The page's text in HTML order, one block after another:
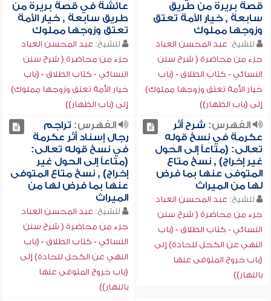
قصة بريرة من طريق
سابعة , خيار الأمة تعتق
وزوجها مملوك
للشيخ: عبد المحسن العباد
جزء من محاضرة ( شرح سنن
النسائي - كتاب الطلاق - (باب
خيار الأمة تعتق وزوجها مملوك)
إلى (باب الظهار))
عائشة في قصة بريرة من
طريق سابعة , خيار الأمة
تعتق وزوجها مملوك
للشيخ: عبد المحسن العباد
جزء من محاضرة ( شرح سنن
النسائي - كتاب الطلاق - (باب
خيار الأمة تعتق وزوجها مملوك)
إلى (باب الظهار))
الفهرس: شرح أثر
عكرمة في نسخ قوله
تعالى: (متاعاً إلى الحول
غير إخراج) , نسخ متاع
المتوفى عنها بما فرض
لها من الميراث
للشيخ: عبد المحسن العباد
جزء من محاضرة ( شرح سنن
النسائي - كتاب الطلاق - (باب
النهي عن الكحل للحادة) إلى
(باب خروج المتوفى عنها
بالنهار))
الفهرس: تراجم
رجال إسناد أثر عكرمة
في نسخ قوله تعالى:
(متاعاً إلى الحول غير
إخراج) , نسخ متاع المتوفى
عنها بما فرض لها من
الميراث
للشيخ: عبد المحسن العباد
جزء من محاضرة ( شرح سنن
النسائي - كتاب الطلاق - (باب
النهي عن الكحل للحادة) إلى
(باب خروج المتوفى عنها
بالنهار))